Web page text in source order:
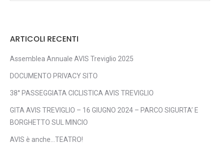
ARTICOLI RECENTI
Assemblea Annuale AVIS Treviglio 2025
DOCUMENTO PRIVACY SITO
38° PASSEGGIATA CICLISTICA AVIS TREVIGLIO
GITA AVIS TREVIGLIO – 16 GIUGNO 2024 – PARCO SIGURTA’ E
BORGHETTO SUL MINCIO
AVIS è anche…TEATRO!